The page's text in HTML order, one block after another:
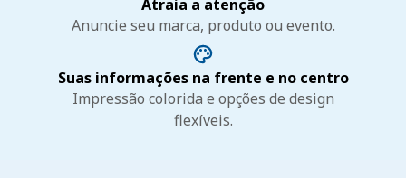
Atraia a atenção
Anuncie seu marca, produto ou evento.
Suas informações na frente e no centro
Impressão colorida e opções de design
flexíveis.